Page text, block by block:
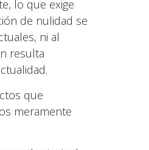
lo que exige
de nulidad se
ni al
resulta
que
meramente